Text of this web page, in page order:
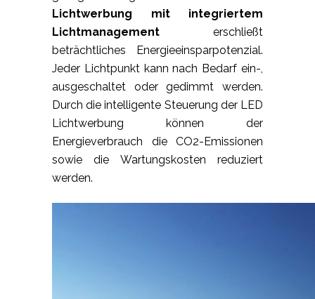
Lichtwerbung mit integriertem
Lichtmanagement erschließt
beträchtliches Energieeinsparpotenzial.
Jeder Lichtpunkt kann nach Bedarf ein-,
ausgeschaltet oder gedimmt werden.
Durch die intelligente Steuerung der LED
Lichtwerbung können der
Energieverbrauch die CO2-Emissionen
sowie die Wartungskosten reduziert
werden.